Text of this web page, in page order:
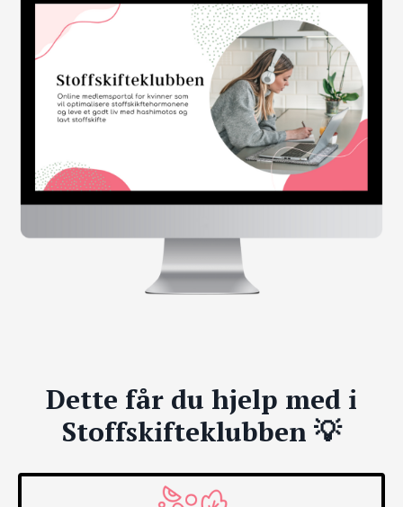
Dette får du hjelp med i
Stoffskifteklubben 💡